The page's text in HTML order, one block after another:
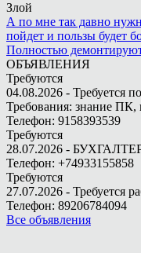
Злой
А по мне так давно
пойдет и пользы будет
Полностью демонтируют
ОБЪЯВЛЕНИЯ
Требуются
04.08.2026 - Требуется
Требования: знание ПК,
Телефон: 9158393539
Требуются
28.07.2026 -
Телефон: +74933155858
Требуются
27.07.2026 - Требуется
Телефон: 89206784094
Все объявления